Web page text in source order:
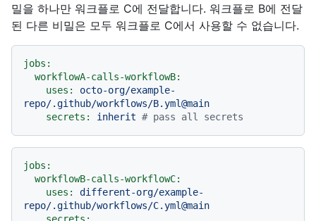
밀을 하나만 워크플로 C에 전달합니다. 워크플로 B에 전달
된 다른 비밀은 모두 워크플로 C에서 사용할 수 없습니다.
jobs:
workflowA-calls-workflowB:
uses:
octo-org/example-
repo/.github/workflows/B.yml@main
secrets:
inherit # pass all secrets
jobs:
workflowB-calls-workflowC:
uses:
different-org/example-
repo/.github/workflows/C.yml@main